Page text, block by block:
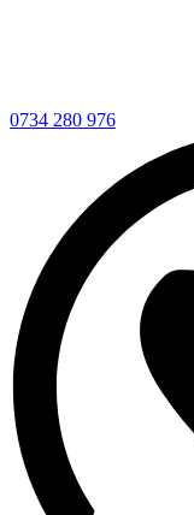
0734 280 976